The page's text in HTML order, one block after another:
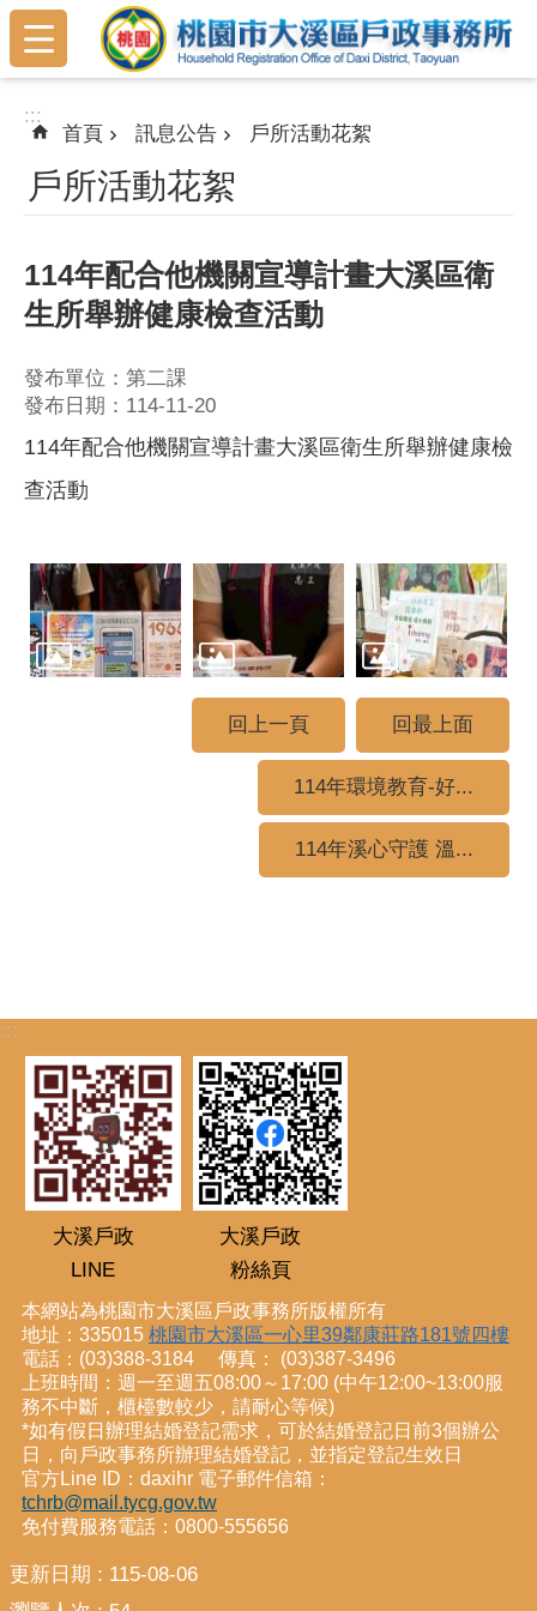
跳到主要內容區塊
:::
:::
首頁 訊息公告 戶所活動花絮
戶所活動花絮
114年配合他機關宣導計畫大溪區衛
生所舉辦健康檢查活動
發布單位：第二課
發布日期：114-11-20
114年配合他機關宣導計畫大溪區衛生所舉辦健康檢
查活動
回上一頁 回最上面
114年環境教育-好...
114年溪心守護 溫...
:::
大溪戶政
LINE
大溪戶政
粉絲頁
本網站為桃園市大溪區戶政事務所版權所有
地址：335015 桃園市大溪區一心里39鄰康莊路181號四樓
電話：(03)388-3184 傳真： (03)387-3496
上班時間：週一至週五08:00～17:00 (中午12:00~13:00服
務不中斷，櫃檯數較少，請耐心等候)
*如有假日辦理結婚登記需求，可於結婚登記日前3個辦公
日，向戶政事務所辦理結婚登記，並指定登記生效日
官方Line ID：daxihr 電子郵件信箱：
tchrb@mail.tycg.gov.tw
免付費服務電話：0800-555656
更新日期
115-08-06